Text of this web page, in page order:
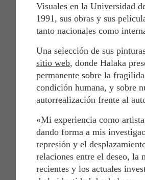
Visuales en la Universidad
1991, sus obras y sus
tanto nacionales como
Una selección de sus
sitio web, donde Halaka
permanente sobre la
condición humana, y sobre
autorrealización frente al
«Mi experiencia como
dando forma a mis
represión y el
relaciones entre el deseo, la
recientes y los actuales